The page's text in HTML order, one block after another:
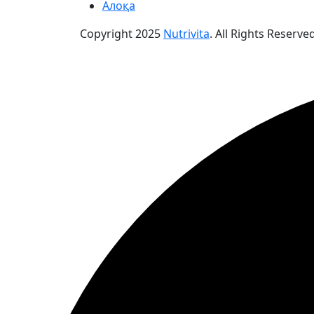
Алоқа
Copyright2025 Nutrivita. All Rights